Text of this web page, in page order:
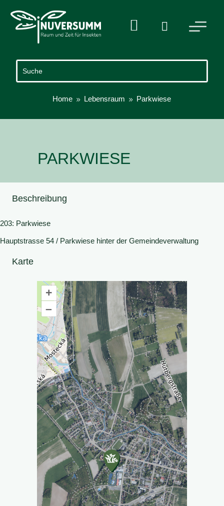
 
Home 9 Lebensraum 9 Parkwiese
PARKWIESE
Beschreibung
203: Parkwiese
Hauptstrasse 54 / Parkwiese hinter der Gemeindeverwaltung
Karte
+
–